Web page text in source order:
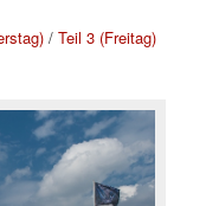
/Teil 3 (Freitag)